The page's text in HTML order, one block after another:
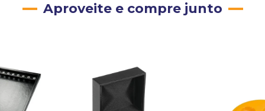
Aproveite e compre junto